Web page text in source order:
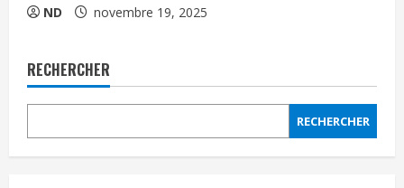
ND novembre 19, 2025
RECHERCHER
RECHERCHER